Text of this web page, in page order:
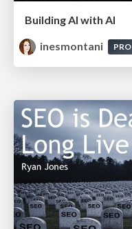
Building AI with AI
inesmontani
PRO